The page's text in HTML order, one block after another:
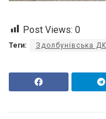
Post Views: 0
Теги: Здолбунівська